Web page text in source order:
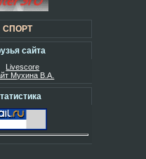
СПОРТ
сайта
Livescore
Мухина В.А.